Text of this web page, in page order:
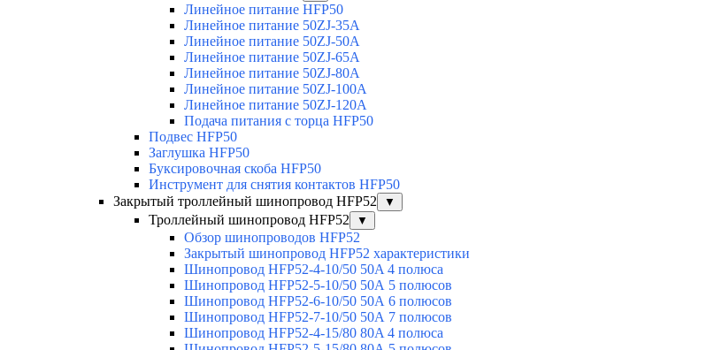
Линейное питание HFP50
Линейное питание 50ZJ-35A
Линейное питание 50ZJ-50A
Линейное питание 50ZJ-65A
Линейное питание 50ZJ-80A
Линейное питание 50ZJ-100A
Линейное питание 50ZJ-120A
Подача питания с торца HFP50
Подвес HFP50
Заглушка HFP50
Буксировочная скоба HFP50
Инструмент для снятия контактов HFP50
Закрытый троллейный шинопровод HFP52
▼
Троллейный шинопровод HFP52 ▼
Обзор шинопроводов HFP52
Закрытый шинопровод HFP52 характеристики
Шинопровод HFP52-4-10/50 50A 4 полюса
Шинопровод HFP52-5-10/50 50А 5 полюсов
Шинопровод HFP52-6-10/50 50А 6 полюсов
Шинопровод HFP52-7-10/50 50А 7 полюсов
Шинопровод HFP52-4-15/80 80A 4 полюса